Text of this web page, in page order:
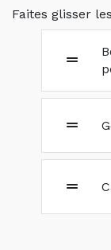
Faites glisser